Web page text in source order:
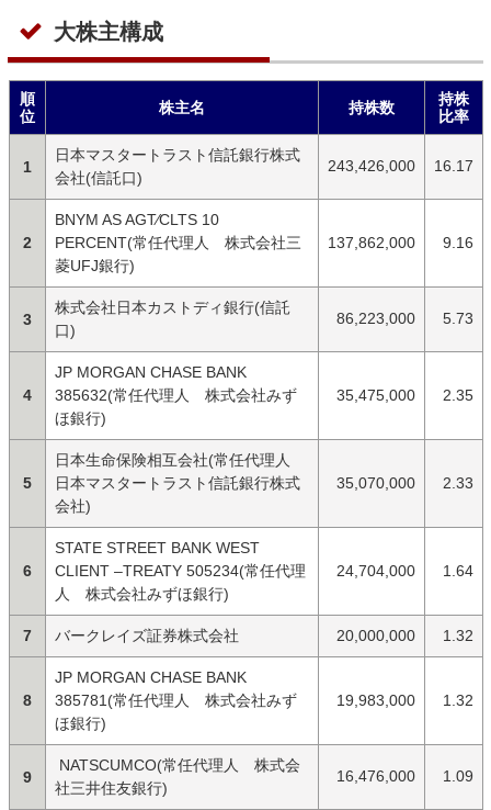
大株主構成
順
位
株主名 持株数
持株
比率
1
日本マスタートラスト信託銀行株式
会社(信託口)
243,426,000 16.17
2
BNYM AS AGT⁄CLTS 10
PERCENT(常任代理人 株式会社三
菱UFJ銀行)
137,862,000 9.16
3
株式会社日本カストディ銀行(信託
口)
86,223,000 5.73
4
JP MORGAN CHASE BANK
385632(常任代理人 株式会社みず
ほ銀行)
35,475,000 2.35
5
日本生命保険相互会社(常任代理人
日本マスタートラスト信託銀行株式
会社)
35,070,000 2.33
6
STATE STREET BANK WEST
CLIENT –TREATY 505234(常任代理
人 株式会社みずほ銀行)
24,704,000 1.64
7 バークレイズ証券株式会社 20,000,000 1.32
8
JP MORGAN CHASE BANK
385781(常任代理人 株式会社みず
ほ銀行)
19,983,000 1.32
9
NATSCUMCO(常任代理人 株式会
社三井住友銀行)
16,476,000 1.09